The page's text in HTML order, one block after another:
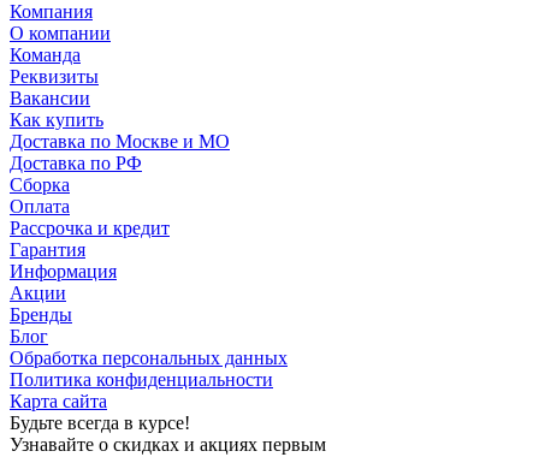
Компания
О компании
Команда
Реквизиты
Вакансии
Как купить
Доставка по Москве и МО
Доставка по РФ
Сборка
Оплата
Рассрочка и кредит
Гарантия
Информация
Акции
Бренды
Блог
Обработка персональных данных
Политика конфиденциальности
Карта сайта
Будьте всегда в курсе!
Узнавайте о скидках и акциях первым